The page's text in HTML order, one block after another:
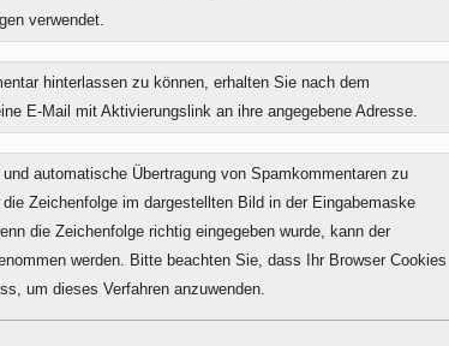
verwendet.
hinterlassen zu können, erhalten Sie nach dem
E-Mail mit Aktivierungslink an ihre angegebene Adresse.
automatische Übertragung von Spamkommentaren zu
Zeichenfolge im dargestellten Bild in der Eingabemaske
die Zeichenfolge richtig eingegeben wurde, kann der
werden. Bitte beachten Sie, dass Ihr Browser Cookies
um dieses Verfahren anzuwenden.